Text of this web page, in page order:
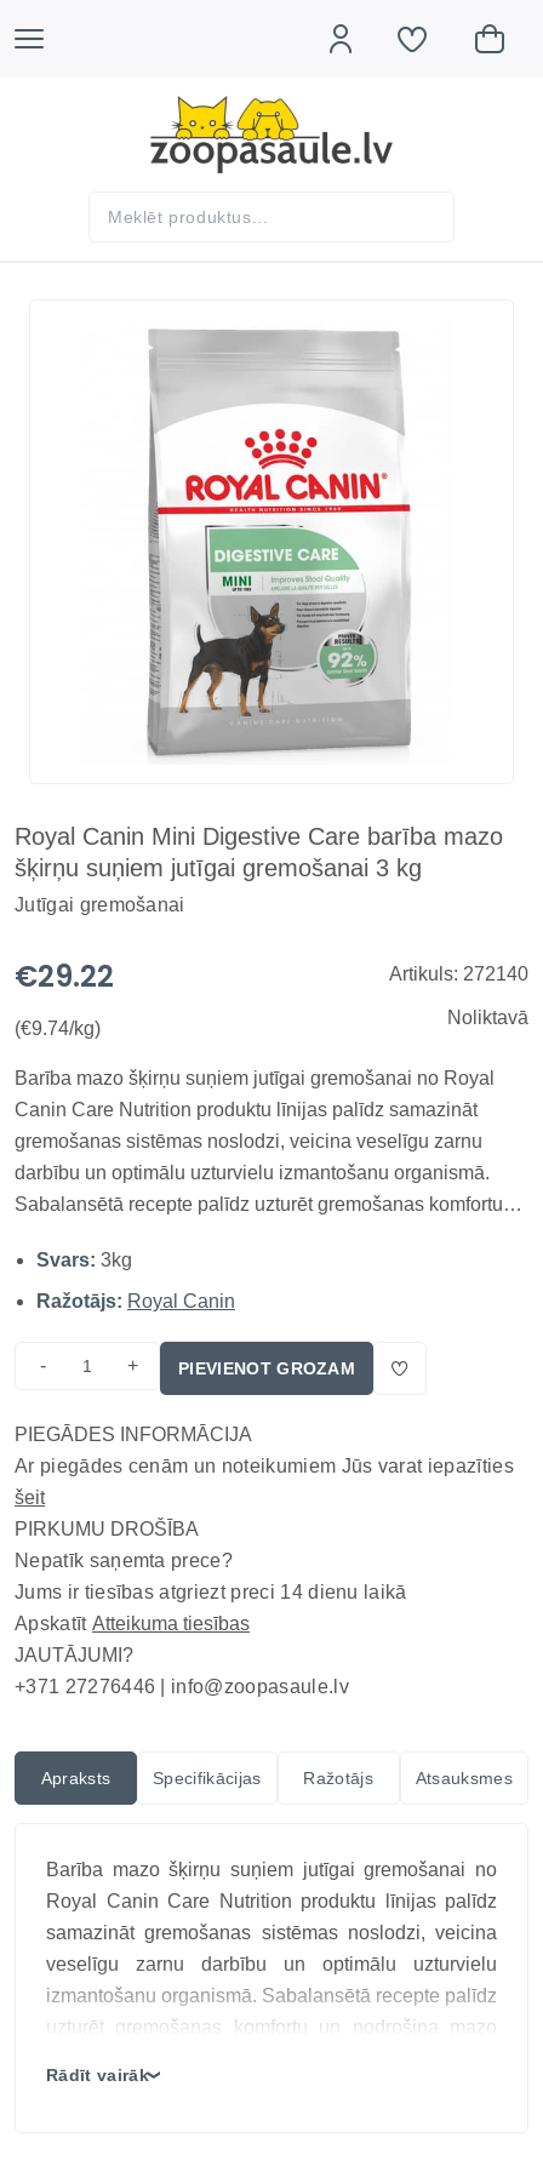
Royal Canin Mini Digestive Care barība mazo
šķirņu suņiem jutīgai gremošanai 3 kg
Jutīgai gremošanai
€29.22
(€9.74/kg)
Artikuls: 272140
Noliktavā
Barība mazo šķirņu suņiem jutīgai gremošanai no Royal
Canin Care Nutrition produktu līnijas palīdz samazināt
gremošanas sistēmas noslodzi, veicina veselīgu zarnu
darbību un optimālu uzturvielu izmantošanu organismā.
Sabalansētā recepte palīdz uzturēt gremošanas komfortu
ikdienas ēdināšanu. Galvenās īpašības: Sabalansēts
šķiedrvielu un prebiotiku kom...
Svars: 3kg
Ražotājs: Royal Canin
- + PIEVIENOT GROZAM
PIEGĀDES INFORMĀCIJA
Ar piegādes cenām un noteikumiem Jūs varat iepazīties
šeit
PIRKUMU DROŠĪBA
Nepatīk saņemta prece?
Jums ir tiesības atgriezt preci 14 dienu laikā
Apskatīt Atteikuma tiesības
JAUTĀJUMI?
+371 27276446 | info@zoopasaule.lv
Apraksts Specifikācijas Ražotājs Atsauksmes
Barība mazo šķirņu suņiem jutīgai gremošanai no
Royal Canin Care Nutrition produktu līnijas palīdz
samazināt gremošanas sistēmas noslodzi, veicina
veselīgu zarnu darbību un optimālu uzturvielu
izmantošanu organismā. Sabalansētā recepte palīdz
uzturēt gremošanas komfortu un nodrošina mazo
Rādīt vairāk❯